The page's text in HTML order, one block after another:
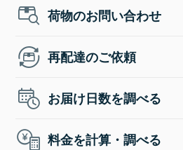
荷物のお問い合わせ
再配達のご依頼
お届け日数を調べる
料金を計算・調べる